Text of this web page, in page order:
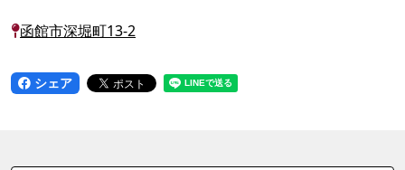
函館市深堀町13-2
シェア